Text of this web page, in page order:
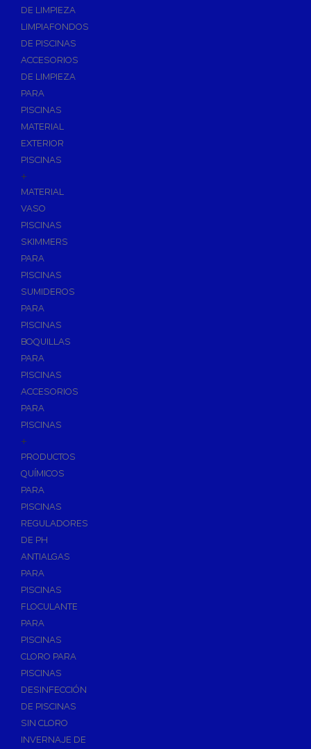
DE LIMPIEZA
LIMPIAFONDOS
DE PISCINAS
ACCESORIOS
DE LIMPIEZA
PARA
PISCINAS
MATERIAL
EXTERIOR
PISCINAS
+
MATERIAL
VASO
PISCINAS
SKIMMERS
PARA
PISCINAS
SUMIDEROS
PARA
PISCINAS
BOQUILLAS
PARA
PISCINAS
ACCESORIOS
PARA
PISCINAS
+
PRODUCTOS
QUÍMICOS
PARA
PISCINAS
REGULADORES
DE PH
ANTIALGAS
PARA
PISCINAS
FLOCULANTE
PARA
PISCINAS
CLORO PARA
PISCINAS
DESINFECCIÓN
DE PISCINAS
SIN CLORO
INVERNAJE DE